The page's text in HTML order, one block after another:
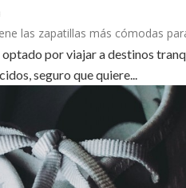
las zapatillas más cómodas
optado por viajar a destinos
seguro que quiere...